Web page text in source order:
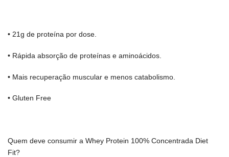
• 21g de proteína por dose.
• Rápida absorção de proteínas e aminoácidos.
• Mais recuperação muscular e menos catabolismo.
• Gluten Free
Quem deve consumir a Whey Protein 100% Concentrada Diet
Fit?